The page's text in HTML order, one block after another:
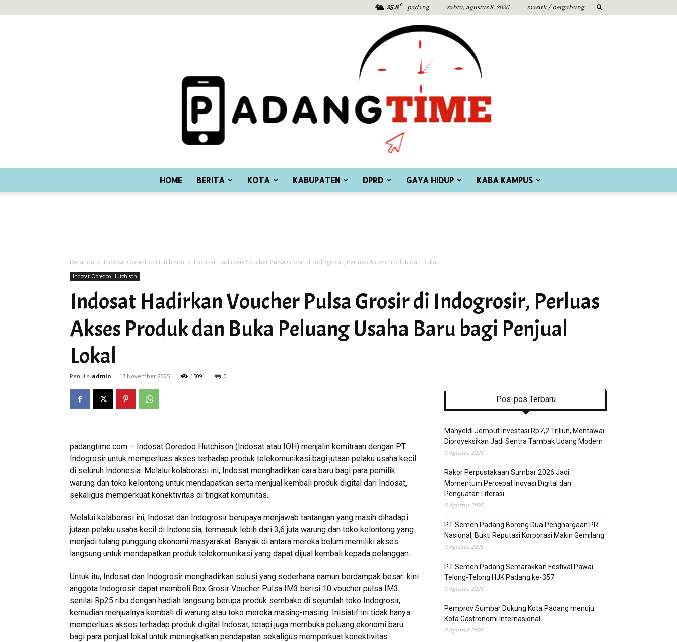
25.8 C padang sabtu, agustus 8, 2026 masuk / bergabung
Time
HOME BERITA KOTA KABUPATEN DPRD GAYA HIDUP KABA KAMPUS
Beranda Indosat Ooredoo Hutchison Indosat Hadirkan Voucher Pulsa Grosir di Indogrosir, Perluas Akses Produk dan Buka...
Indosat Ooredoo Hutchison
Indosat Hadirkan Voucher Pulsa Grosir di Indogrosir, Perluas
Akses Produk dan Buka Peluang Usaha Baru bagi Penjual
Lokal
Penulis admin - 17 November 2025 1509 0
padangtime.com – Indosat Ooredoo Hutchison (Indosat atau IOH) menjalin kemitraan dengan PT
Indogrosir untuk memperluas akses terhadap produk telekomunikasi bagi jutaan pelaku usaha kecil
di seluruh Indonesia. Melalui kolaborasi ini, Indosat menghadirkan cara baru bagi para pemilik
warung dan toko kelontong untuk mendapatkan serta menjual kembali produk digital dari Indosat,
sekaligus memperkuat konektivitas di tingkat komunitas.
Melalui kolaborasi ini, Indosat dan Indogrosir berupaya menjawab tantangan yang masih dihadapi
jutaan pelaku usaha kecil di Indonesia, termasuk lebih dari 3,6 juta warung dan toko kelontong yang
menjadi tulang punggung ekonomi masyarakat. Banyak di antara mereka belum memiliki akses
langsung untuk mendapatkan produk telekomunikasi yang dapat dijual kembali kepada pelanggan.
Untuk itu, Indosat dan Indogrosir menghadirkan solusi yang sederhana namun berdampak besar: kini
anggota Indogrosir dapat membeli Box Grosir Voucher Pulsa IM3 berisi 10 voucher pulsa IM3
senilai Rp25 ribu dengan hadiah langsung berupa produk sembako di sejumlah toko Indogrosir,
kemudian menjualnya kembali di warung atau toko mereka masing-masing. Inisiatif ini tidak hanya
memperluas akses terhadap produk digital Indosat, tetapi juga membuka peluang ekonomi baru
bagi para penjual lokal untuk meningkatkan pendapatan sekaligus memperkuat konektivitas
Pos-pos Terbaru
Mahyeldi Jemput Investasi Rp7,2 Triliun, Mentawai
Diproyeksikan Jadi Sentra Tambak Udang Modern
8 Agustus 2026
Rakor Perpustakaan Sumbar 2026 Jadi
Momentum Percepat Inovasi Digital dan
Penguatan Literasi
8 Agustus 2026
PT Semen Padang Borong Dua Penghargaan PR
Nasional, Bukti Reputasi Korporasi Makin Gemilang
8 Agustus 2026
PT Semen Padang Semarakkan Festival Pawai
Telong-Telong HJK Padang ke-357
8 Agustus 2026
Pemprov Sumbar Dukung Kota Padang menuju
Kota Gastronomi Internasional
8 Agustus 2026